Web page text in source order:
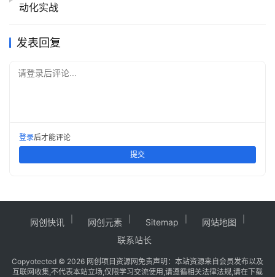
动化实战
发表回复
请登录后评论...
登录后才能评论
提交
网创快讯 网创元素 Sitemap
网站地图
联系站长
Copyotected © 2026 网创项目资源网 免责声明：本站资源来自会员发布以及
互联网收集,不代表本站立场,仅限学习交流使用,请遵循相关法律法规,请在下载